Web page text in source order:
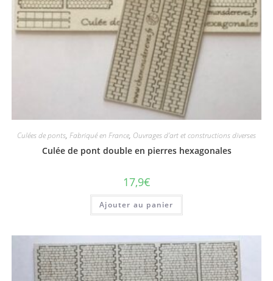
Culées de ponts, Fabriqué en France, Ouvrages d'art et constructions diverses
Culée de pont double en pierres hexagonales
17,9€
Ajouter au panier